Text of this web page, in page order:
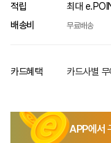
적립 최대
배송비
무료배송
카드혜택 카드사별
APP에서